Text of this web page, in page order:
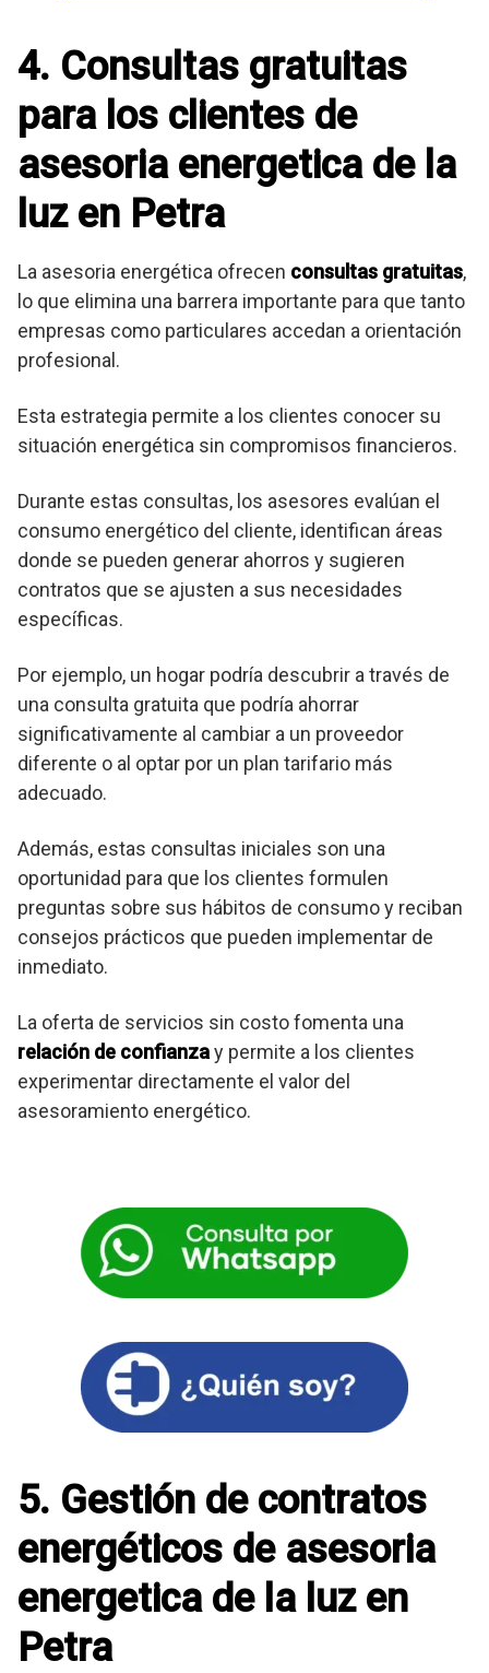
4. Consultas gratuitas
para los clientes de
asesoria energetica de la
luz en Petra
La asesoria energética ofrecen consultas gratuitas,
lo que elimina una barrera importante para que tanto
empresas como particulares accedan a orientación
profesional.
Esta estrategia permite a los clientes conocer su
situación energética sin compromisos financieros.
Durante estas consultas, los asesores evalúan el
consumo energético del cliente, identifican áreas
donde se pueden generar ahorros y sugieren
contratos que se ajusten a sus necesidades
específicas.
Por ejemplo, un hogar podría descubrir a través de
una consulta gratuita que podría ahorrar
significativamente al cambiar a un proveedor
diferente o al optar por un plan tarifario más
adecuado.
Además, estas consultas iniciales son una
oportunidad para que los clientes formulen
preguntas sobre sus hábitos de consumo y reciban
consejos prácticos que pueden implementar de
inmediato.
La oferta de servicios sin costo fomenta una
relación de confianzay permite a los clientes
experimentar directamente el valor del
asesoramiento energético.
5. Gestión de contratos
energéticos de asesoria
energetica de la luz en
Petra